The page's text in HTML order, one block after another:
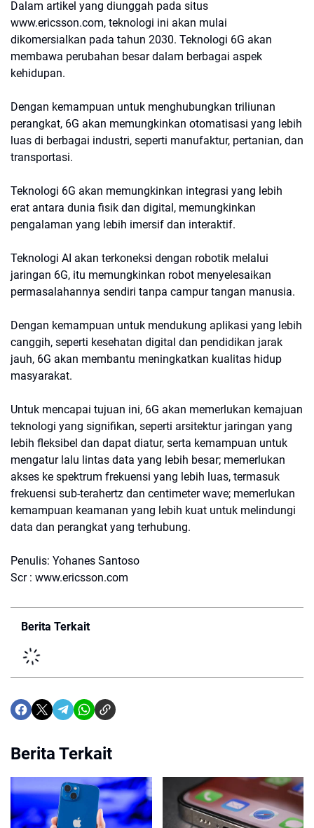
Dalam artikel yang diunggah pada situs
www.ericsson.com, teknologi ini akan mulai
dikomersialkan pada tahun 2030. Teknologi 6G akan
membawa perubahan besar dalam berbagai aspek
kehidupan.
Dengan kemampuan untuk menghubungkan triliunan
perangkat, 6G akan memungkinkan otomatisasi yang lebih
luas di berbagai industri, seperti manufaktur, pertanian, dan
transportasi.
Teknologi 6G akan memungkinkan integrasi yang lebih
erat antara dunia fisik dan digital, memungkinkan
pengalaman yang lebih imersif dan interaktif.
Teknologi AI akan terkoneksi dengan robotik melalui
jaringan 6G, itu memungkinkan robot menyelesaikan
permasalahannya sendiri tanpa campur tangan manusia.
Dengan kemampuan untuk mendukung aplikasi yang lebih
canggih, seperti kesehatan digital dan pendidikan jarak
jauh, 6G akan membantu meningkatkan kualitas hidup
masyarakat.
Untuk mencapai tujuan ini, 6G akan memerlukan kemajuan
teknologi yang signifikan, seperti arsitektur jaringan yang
lebih fleksibel dan dapat diatur, serta kemampuan untuk
mengatur lalu lintas data yang lebih besar; memerlukan
akses ke spektrum frekuensi yang lebih luas, termasuk
frekuensi sub-terahertz dan centimeter wave; memerlukan
kemampuan keamanan yang lebih kuat untuk melindungi
data dan perangkat yang terhubung.
Penulis: Yohanes Santoso
Scr : www.ericsson.com
Berita Terkait
Berita Terkait